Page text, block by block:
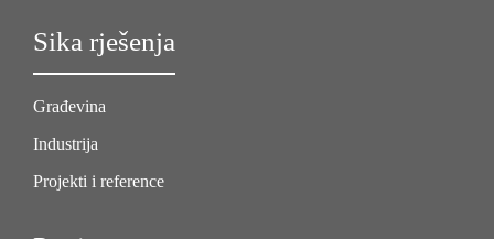
Sika rješenja
Građevina
Industrija
Projekti i reference